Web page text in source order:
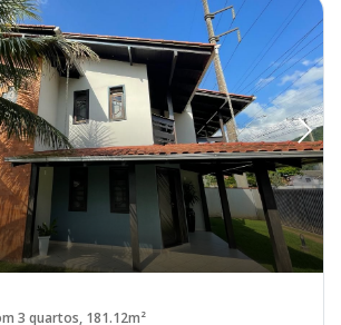
3 quartos, 181.12m²